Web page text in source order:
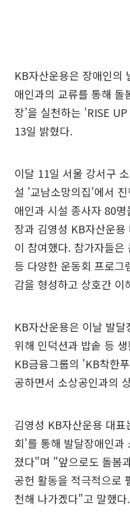
KB자산운용은 장애인의
애인과의 교류를 통해 돌
장’을 실천하는 'RISE
13일 밝혔다.
이달 11일 서울 강서구
설 '교남소망의집'에서
애인과 시설 종사자 80
장과 김영성 KB자산운
이 참여했다. 참가자들
등 다양한 운동회 프로그
감을 형성하고 상호간 이
KB자산운용은 이날 발
위해 인덕션과 밥솥 등
KB금융그룹의 'KB착한
공하면서 소상공인과의
김영성 KB자산운용 대
회'를 통해 발달장애인과
졌다"며 "앞으로도 돌봄
공헌 활동을 적극적으로
천해 나가겠다"고 말했다.